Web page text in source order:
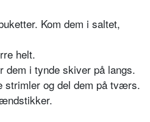
Kom dem i saltet,
helt.
i tynde skiver på langs.
og del dem på tværs.